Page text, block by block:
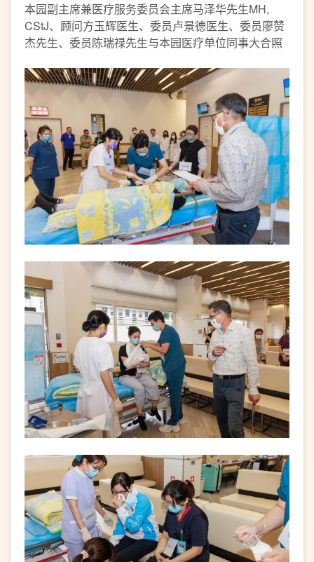
本园副主席兼医疗服务委员会主席马泽华先生MH,
CStJ、顾问方玉辉医生、委员卢景德医生、委员廖赞
杰先生、委员陈瑞禄先生与本园医疗单位同事大合照